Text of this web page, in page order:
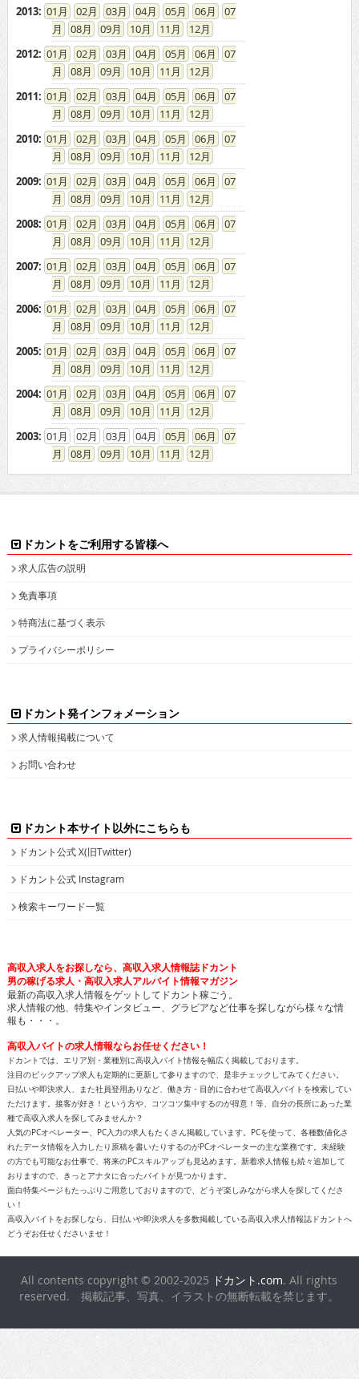
2013: 01 02 03 04 05 06
07
08
09 10 11
12
2012: 01 02 03 04 05 06
07
08
09 10 11
12
2011: 01 02 03 04 05 06
07
08
09 10 11
12
2010: 01 02 03 04 05 06
07
08
09 10 11
12
2009: 01 02 03 04 05 06
07
08
09 10 11
12
2008: 01 02 03 04 05 06
07
08
09 10 11
12
2007: 01 02 03 04 05 06
07
08
09 10 11
12
2006: 01 02 03 04 05 06
07
08
09 10 11
12
2005: 01 02 03 04 05 06
07
08
09 10 11
12
2004: 01 02 03 04 05 06
07
08
09 10 11
12
2003: 01 02 03 04 05 06
07
08
09 10 11 12
ドカントをご利用する皆様へ
求人広告の説明
免責事項
特商法に基づく表示
プライバシーポリシー
ドカント発インフォメーション
求人情報掲載について
お問い合わせ
ドカント本サイト以外にこちらも
ドカント公式 X(旧Twitter)
ドカント公式 Instagram
検索キーワード一覧
高収入求人をお探しなら、高収入求人情報誌ドカント
男の稼げる求人・高収入求人アルバイト情報マガジン
最新の高収入求人情報をゲットしてドカント稼ごう。
求人情報の他、特集やインタビュー、グラビアなど仕事を探しながら様々な情
報も・・・。
高収入バイトの求人情報ならお任せください！
ドカントでは、エリア別・業種別に高収入バイト情報を幅広く掲載しております。
注目のピックアップ求人も定期的に更新して参りますので、是非チェックしてみてください。
日払いや即決求人、また社員登用ありなど、働き方・目的に合わせて高収入バイトを検索してい
ただけます。接客が好き！という方や、コツコツ集中するのが得意！等、自分の長所にあった業
種で高収入求人を探してみませんか？
人気のPCオペレーター、PC入力の求人もたくさん掲載しています。PCを使って、各種数値化さ
れたデータ情報を入力したり原稿を書いたりするのがPCオペレーターの主な業務です。未経験
の方でも可能なお仕事で、将来のPCスキルアップも見込めます。新着求人情報も続々追加して
おりますので、きっとアナタに合ったバイトが見つかります。
面白特集ページもたっぷりご用意しておりますので、どうぞ楽しみながら求人を探してくださ
い！
高収入バイトをお探しなら、日払いや即決求人を多数掲載している高収入求人情報誌ドカントへ
どうぞお任せくださいませ！
All contents copyright © 2002-2025 ドカント.com. All rights
reserved. 掲載記事、写真、イラストの無断転載を禁じます。